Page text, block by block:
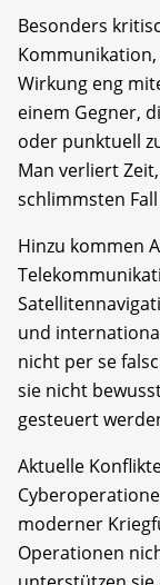
Besonders
Wirkung eng
einem Gegner,
oder punktuell
Man verliert
schlimmsten
Hinzu kommen
und
nicht per se
sie nicht
gesteuert
Aktuelle
moderner
Operationen